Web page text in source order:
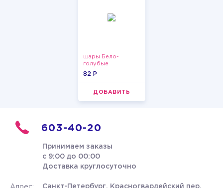
шары Бело-
голубые
пастельные
82 P
ДОБАВИТЬ
603-40-20
Принимаем заказы
с 9:00 до 00:00
Доставка круглосуточно
Санкт-Петербург, Красногвардейский пер.